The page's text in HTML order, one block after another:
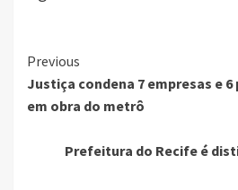
Continue
Reading
Previous
Justiça condena 7 empresas e
em obra do metrô
Prefeitura do Recife é